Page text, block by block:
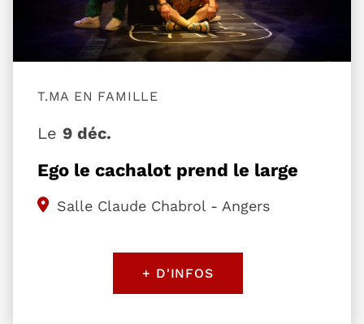
Ego le cachalot prend le large
T.MA EN FAMILLE
Le 9 déc.
Salle Claude Chabrol - Angers
+ D'INFOS